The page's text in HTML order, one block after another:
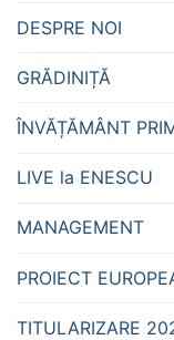
DESPRE NOI
GRĂDINIȚĂ
ÎNVĂȚĂMÂNT
LIVE la ENESCU
MANAGEMENT
PROIECT
TITULARIZARE